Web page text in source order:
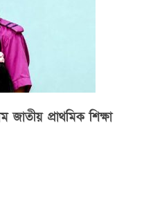
জাতীয় প্রাথমিক শিক্ষা